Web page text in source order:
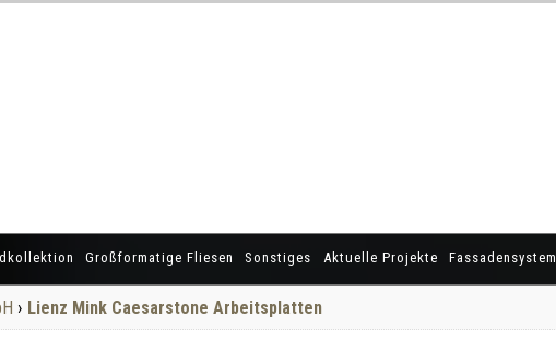
Großformatige Fliesen Sonstiges Aktuelle Projekte Fassadensystem
› Lienz Mink Caesarstone Arbeitsplatten